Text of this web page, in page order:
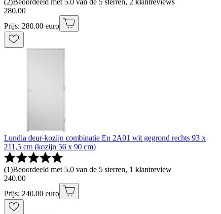
280.00
Prijs: 280.00 euro
Lundia deur-kozijn combinatie En 2A01 wit gegrond rechts 93 x
211,5 cm (kozijn 56 x 90 cm)
(1)Beoordeeld met 5.0 van de 5 sterren, 1 klantreview
240.00
Prijs: 240.00 euro